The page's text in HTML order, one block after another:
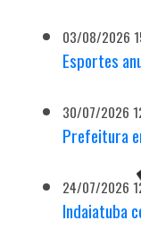
03/08/2026
Esportes
30/07/2026
Prefeitura
24/07/2026
Indaiatuba